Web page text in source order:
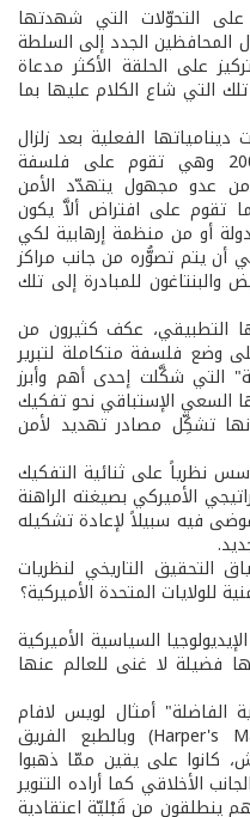
التحوّلات التي شهدتها
المحافظين الجدد إلى السلطة
على الحلقة الأكثر مدعاة
التي شاع الكلام عليها بما
الفعلية بعد زلزال
الحادي عشر من أيلول/سبتمبر .2001 وهي تقوم على فلسفة
عدو مجهول يتهدّد الأمن
تقوم على افتراض ألاَّ يكون
أو من منظمة إرهابية لكي
أن يتم تصوُّره من جانب مراكز
والبنتاغون للمبادرة إلى تلك
التطبيقي، عكف كثيرون من
وضع فلسفة متكاملة لتبرير
التي شكَّلت إحدى أهم وأبرز
السعي الإستباقي نحو تفكيك
تشكِّل مصادر تهديد لأمن
نظرياً على ثنائية التفكيك
الأميركي بصيغته الراهنة
فيه سبيلاً لإعادة تشكيله
التاريخي لنظريات
للولايات المتحدة الأميركية؟
السياسية الأميركية
فضيلة لا غنى للعالم عنها
الفاضلة" أمثال لويس لافام
رئيس تحرير مجلة هاربرز (Harper's Magazine) وبالطبع الفريق
كانوا على يقين ممّا ذهبوا
الأخلاقي كما أراده التنوير
ينطلقون من قَبْليّة اعتقادية